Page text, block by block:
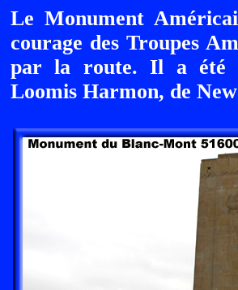
Le Monument
courage des Troupes
par la route. Il a été
Loomis Harmon, de